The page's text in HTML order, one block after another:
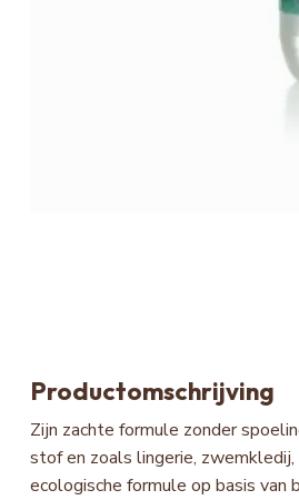
Productomschrijving
Zijn zachte formule zonder
stof en zoals lingerie,
ecologische formule op basis van